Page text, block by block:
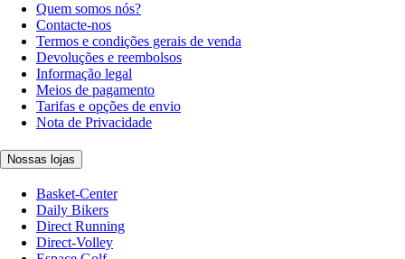
Quem somos nós?
Contacte-nos
Termos e condições gerais de venda
Devoluções e reembolsos
Informação legal
Meios de pagamento
Tarifas e opções de envio
Nota de Privacidade
Nossas lojas
Basket-Center
Daily Bikers
Direct Running
Direct-Volley